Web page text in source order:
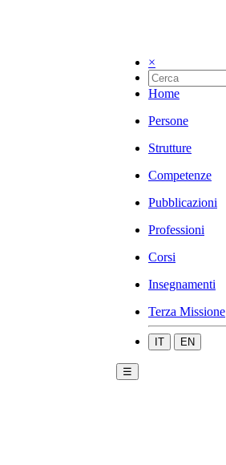
×
Home
Persone
Strutture
Competenze
Pubblicazioni
Professioni
Corsi
Insegnamenti
Terza Missione
IT EN
☰